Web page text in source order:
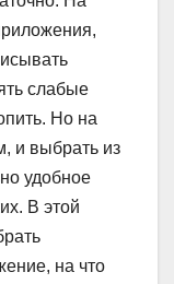
слабые
Но на
и выбрать из
удобное
В этой
на что